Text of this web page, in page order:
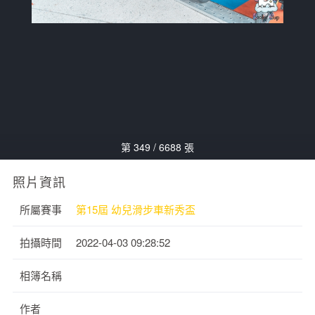
第 349 / 6688 張
照片資訊
所屬賽事 第15屆 幼兒滑步車新秀盃
拍攝時間 2022-04-03 09:28:52
相簿名稱
作者